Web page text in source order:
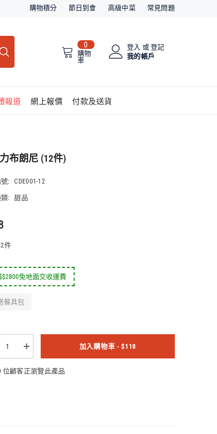
購物積分 節日到會 高級中菜 常見問題
0
件
購物
車
登入 或登記
我的帳戶
報道 網上報價 付款及送貨
布朗尼 (12件)
: CDE001-12
: 甜品
件
$2800免地面交收運費
餐具包
朱
古
力
加入購物車 - $118
位顧客正瀏覽此產品